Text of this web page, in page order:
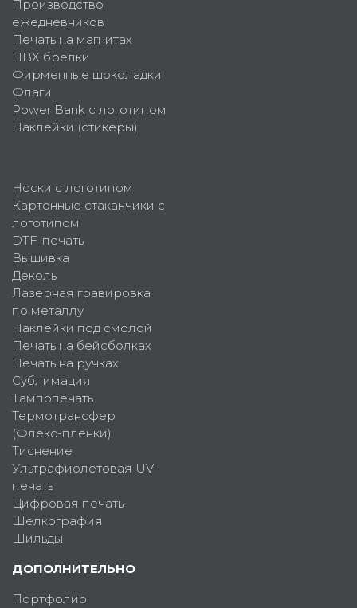
Производство
ежедневников
Печать на магнитах
ПВХ брелки
Фирменные шоколадки
Флаги
Power Bank с логотипом
Наклейки (стикеры)
Носки с логотипом
Картонные стаканчики с
логотипом
DTF-печать
Вышивка
Деколь
Лазерная гравировка
по металлу
Наклейки под смолой
Печать на бейсболках
Печать на ручках
Сублимация
Тампопечать
Термотрансфер
(Флекс-пленки)
Тиснение
Ультрафиолетовая UV-
печать
Цифровая печать
Шелкография
Шильды
ДОПОЛНИТЕЛЬНО
Портфолио